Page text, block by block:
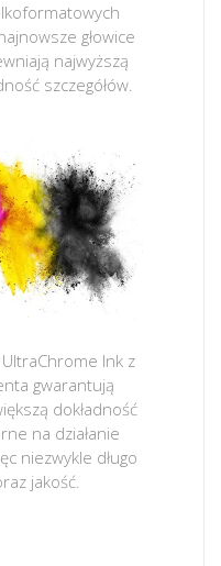
głowice
najwyższą
szczegółów.
Ink z
gwarantują
dokładność
na działanie
niezwykle długo
jakość.